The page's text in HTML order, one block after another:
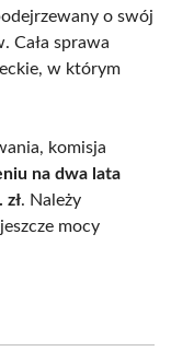
o swój
Cała sprawa
w którym
komisja
na dwa lata
. Należy
mocy